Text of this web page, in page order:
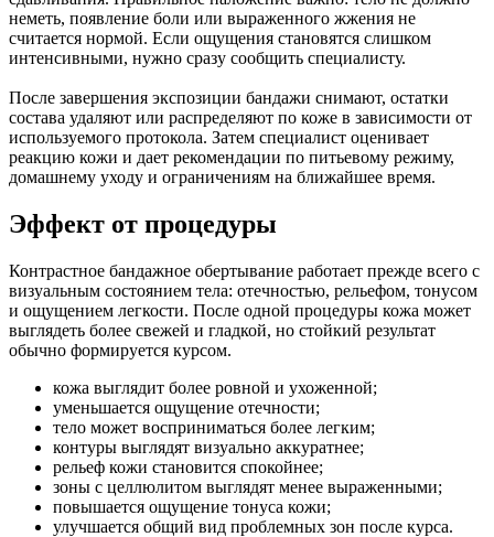
неметь, появление боли или выраженного жжения не
считается нормой. Если ощущения становятся слишком
интенсивными, нужно сразу сообщить специалисту.
После завершения экспозиции бандажи снимают, остатки
состава удаляют или распределяют по коже в зависимости от
используемого протокола. Затем специалист оценивает
реакцию кожи и дает рекомендации по питьевому режиму,
домашнему уходу и ограничениям на ближайшее время.
Эффект от процедуры
Контрастное бандажное обертывание работает прежде всего с
визуальным состоянием тела: отечностью, рельефом, тонусом
и ощущением легкости. После одной процедуры кожа может
выглядеть более свежей и гладкой, но стойкий результат
обычно формируется курсом.
кожа выглядит более ровной и ухоженной;
уменьшается ощущение отечности;
тело может восприниматься более легким;
контуры выглядят визуально аккуратнее;
рельеф кожи становится спокойнее;
зоны с целлюлитом выглядят менее выраженными;
повышается ощущение тонуса кожи;
улучшается общий вид проблемных зон после курса.